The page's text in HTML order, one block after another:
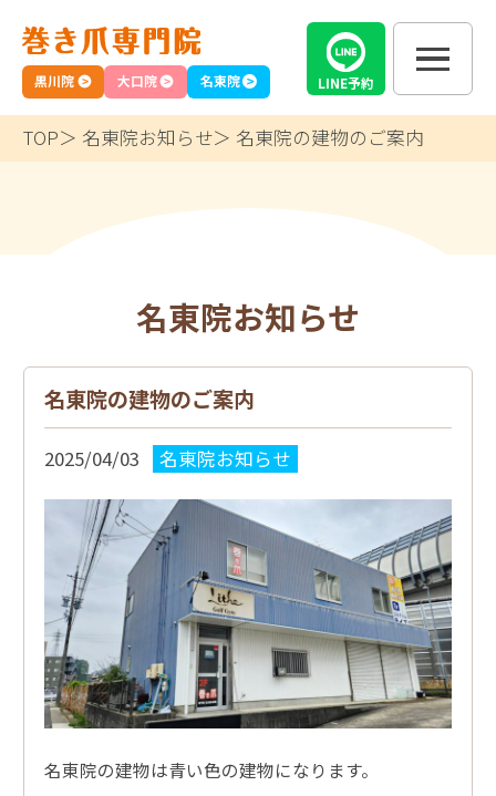
名東院
黒川院 大口院 LINE予約
TOP 名東院お知らせ 名東院の建物のご案内
名東院お知らせ
名東院の建物のご案内
2025/04/03 名東院お知らせ
名東院の建物は青い色の建物になります。